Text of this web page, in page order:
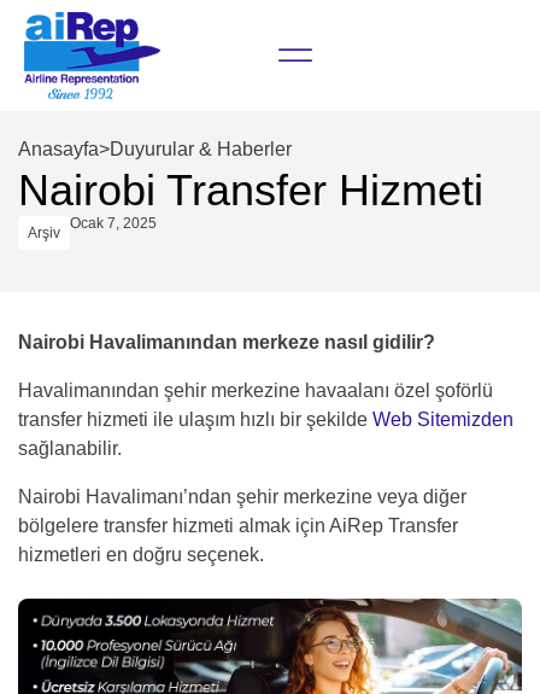
Anasayfa>Duyurular & Haberler
Nairobi Transfer Hizmeti
Arşiv
Ocak 7, 2025
Nairobi Havalimanından merkeze nasıl gidilir?
Havalimanından şehir merkezine havaalanı özel şoförlü
transfer hizmeti ile ulaşım hızlı bir şekilde Web Sitemizden
sağlanabilir.
Nairobi Havalimanı’ndan şehir merkezine veya diğer
bölgelere transfer hizmeti almak için AiRep Transfer
hizmetleri en doğru seçenek.